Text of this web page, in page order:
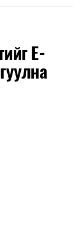
E-